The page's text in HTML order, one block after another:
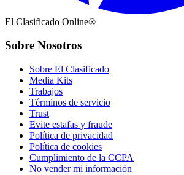
El Clasificado Online®
Sobre Nosotros
Sobre El Clasificado
Media Kits
Trabajos
Términos de servicio
Trust
Evite estafas y fraude
Política de privacidad
Política de cookies
Cumplimiento de la CCPA
No vender mi información